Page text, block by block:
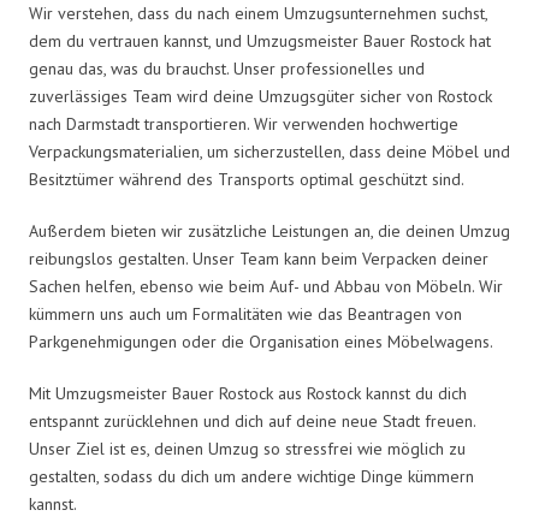
Wir verstehen, dass du nach einem Umzugsunternehmen suchst,
dem du vertrauen kannst, und Umzugsmeister Bauer Rostock hat
genau das, was du brauchst. Unser professionelles und
zuverlässiges Team wird deine Umzugsgüter sicher von Rostock
nach Darmstadt transportieren. Wir verwenden hochwertige
Verpackungsmaterialien, um sicherzustellen, dass deine Möbel und
Besitztümer während des Transports optimal geschützt sind.
Außerdem bieten wir zusätzliche Leistungen an, die deinen Umzug
reibungslos gestalten. Unser Team kann beim Verpacken deiner
Sachen helfen, ebenso wie beim Auf- und Abbau von Möbeln. Wir
kümmern uns auch um Formalitäten wie das Beantragen von
Parkgenehmigungen oder die Organisation eines Möbelwagens.
Mit Umzugsmeister Bauer Rostock aus Rostock kannst du dich
entspannt zurücklehnen und dich auf deine neue Stadt freuen.
Unser Ziel ist es, deinen Umzug so stressfrei wie möglich zu
gestalten, sodass du dich um andere wichtige Dinge kümmern
kannst.